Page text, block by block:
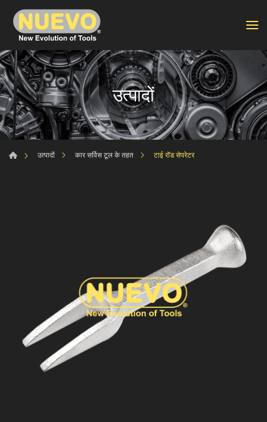
उत्पादों
उत्पादों कार सर्विस टूल के तहत टाई रॉड सेपरेटर